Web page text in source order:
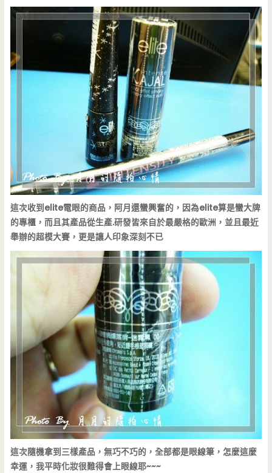
這次收到elite電眼的商品，阿月還蠻興奮的，因為elite算是蠻大牌
的專櫃，而且其產品從生產.研發皆來自於最嚴格的歐洲，並且最近
舉辦的超模大賽，更是讓人印象深刻不已
這次隨機拿到三樣產品，無巧不巧的，全部都是眼線筆，怎麼這麼
幸運，我平時化妝很難得會上眼線耶~~~